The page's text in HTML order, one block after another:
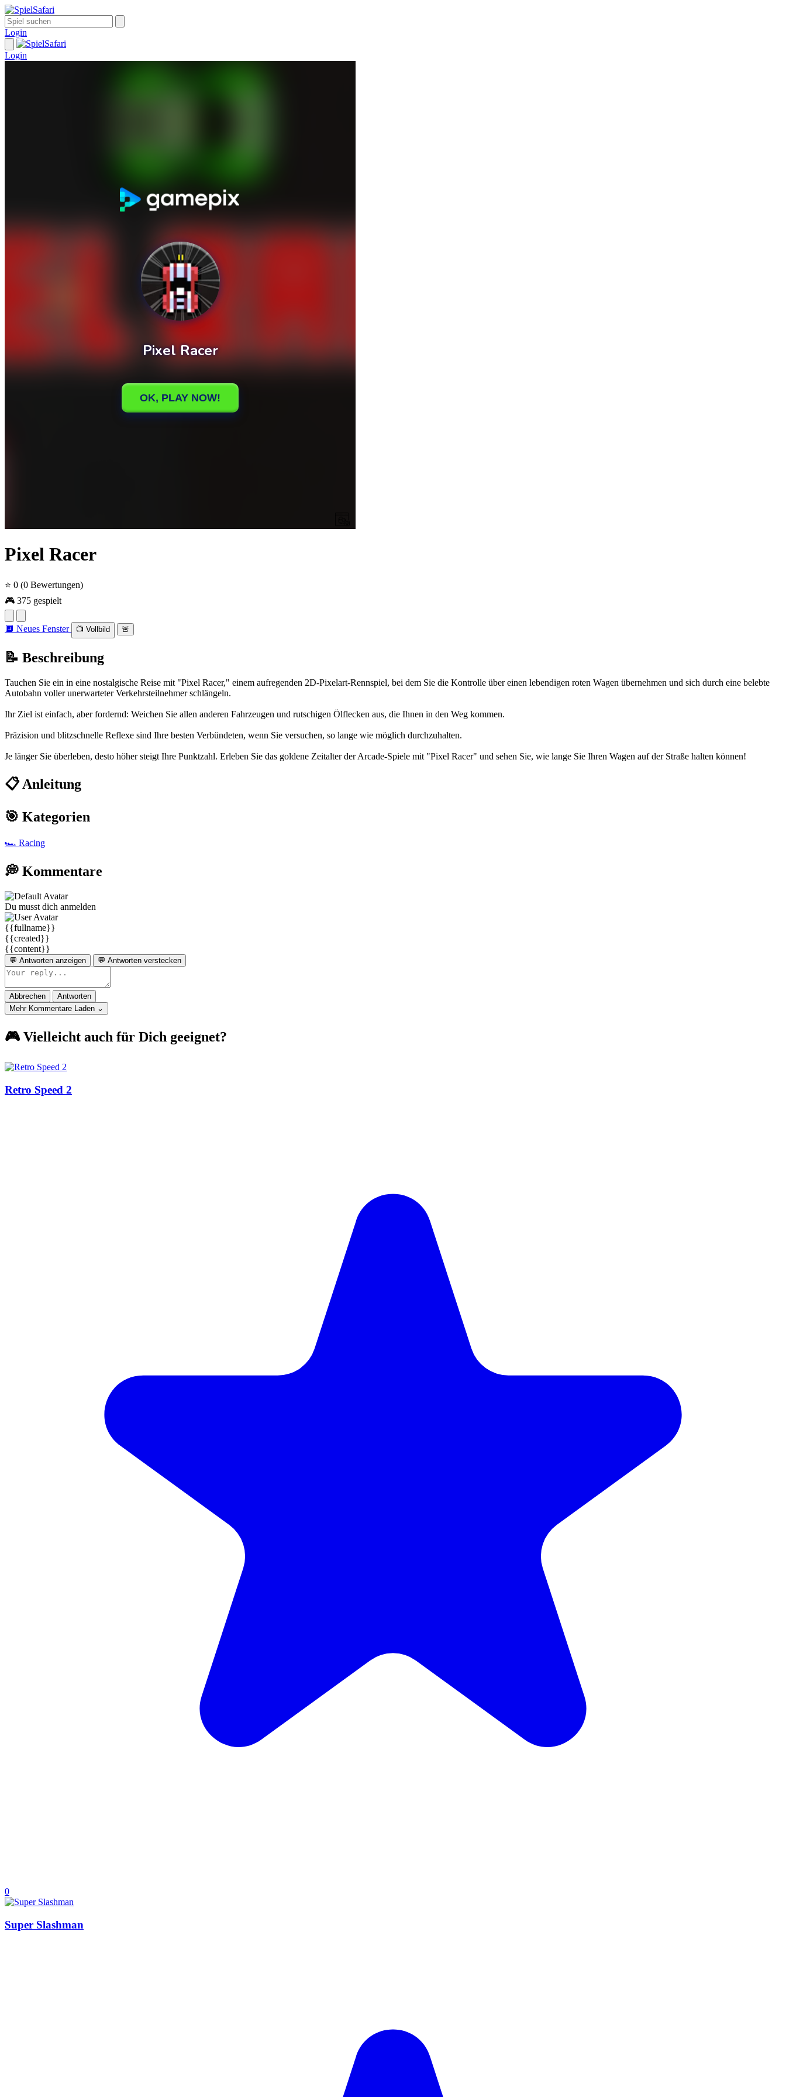
Login
Login
Pixel Racer
⭐ 0 (0 Bewertungen)
🎮 375 gespielt
🔲 Neues Fenster 📺 Vollbild 🚨
📝 Beschreibung
Tauchen Sie ein in eine nostalgische Reise mit "Pixel Racer," einem aufregenden 2D-Pixelart-Rennspiel, bei dem Sie die Kontrolle über einen lebendigen roten Wagen übernehmen und sich durch eine belebte
Autobahn voller unerwarteter Verkehrsteilnehmer schlängeln.
Ihr Ziel ist einfach, aber fordernd: Weichen Sie allen anderen Fahrzeugen und rutschigen Ölflecken aus, die Ihnen in den Weg kommen.
Präzision und blitzschnelle Reflexe sind Ihre besten Verbündeten, wenn Sie versuchen, so lange wie möglich durchzuhalten.
Je länger Sie überleben, desto höher steigt Ihre Punktzahl. Erleben Sie das goldene Zeitalter der Arcade-Spiele mit "Pixel Racer" und sehen Sie, wie lange Sie Ihren Wagen auf der Straße halten können!
📋 Anleitung
🎯 Kategorien
🏎️ Racing
💭 Kommentare
Du musst dich anmelden
{{fullname}}
{{created}}
{{content}}
💬 Antworten anzeigen 💬 Antworten verstecken
Abbrechen
Antworten
Mehr Kommentare Laden ⌄
🎮 Vielleicht auch für Dich geeignet?
Retro Speed 2
0
Super Slashman